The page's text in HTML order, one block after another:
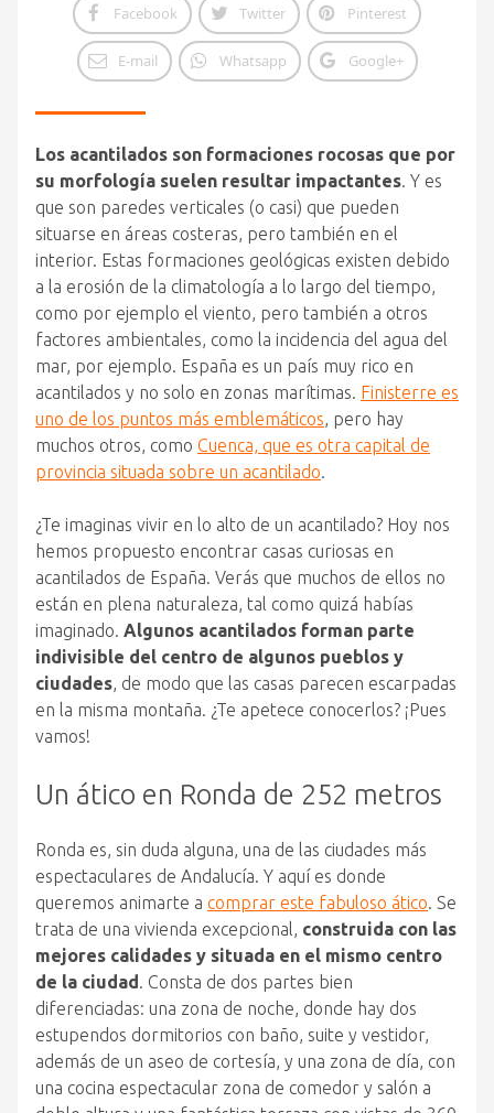
Facebook Twitter Pinterest
E-mail Whatsapp Google+
Los acantilados son formaciones rocosas que por
su morfología suelen resultar impactantes. Y es
que son paredes verticales (o casi) que pueden
situarse en áreas costeras, pero también en el
interior. Estas formaciones geológicas existen debido
a la erosión de la climatología a lo largo del tiempo,
como por ejemplo el viento, pero también a otros
factores ambientales, como la incidencia del agua del
mar, por ejemplo. España es un país muy rico en
acantilados y no solo en zonas marítimas. Finisterre es
uno de los puntos más emblemáticos, pero hay
muchos otros, como Cuenca, que es otra capital de
provincia situada sobre un acantilado.
¿Te imaginas vivir en lo alto de un acantilado? Hoy nos
hemos propuesto encontrar casas curiosas en
acantilados de España. Verás que muchos de ellos no
están en plena naturaleza, tal como quizá habías
imaginado. Algunos acantilados forman parte
indivisible del centro de algunos pueblos y
ciudades, de modo que las casas parecen escarpadas
en la misma montaña. ¿Te apetece conocerlos? ¡Pues
vamos!
Un ático en Ronda de 252 metros
Ronda es, sin duda alguna, una de las ciudades más
espectaculares de Andalucía. Y aquí es donde
queremos animarte a comprar este fabuloso ático. Se
trata de una vivienda excepcional, construida con las
mejores calidades y situada en el mismo centro
de la ciudad. Consta de dos partes bien
diferenciadas: una zona de noche, donde hay dos
estupendos dormitorios con baño, suite y vestidor,
además de un aseo de cortesía, y una zona de día, con
una cocina espectacular zona de comedor y salón a